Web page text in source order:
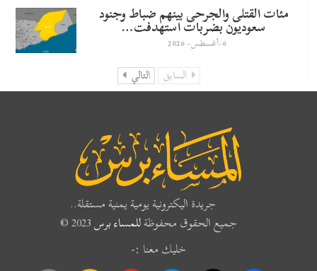
مئات القتلى والجرحى بينهم ضباط وجنود
سعوديون بضربات استهدفت…
6-أغسطس- 2026
السابق التالي
جريدة اليكترونية يومية يمنية مستقلة..
جميع الحقوق محفوظةللمساء برس
خليك معنا :-